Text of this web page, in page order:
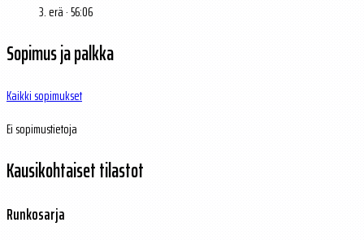
3. erä · 56:06
Sopimus ja palkka
Kaikki sopimukset
Ei sopimustietoja
Kausikohtaiset tilastot
Runkosarja